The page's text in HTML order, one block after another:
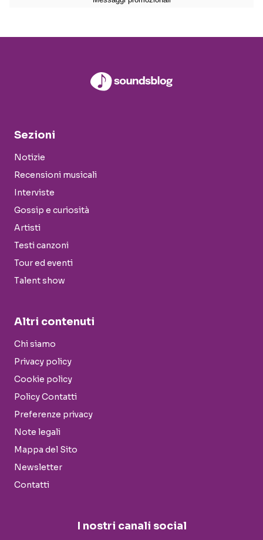
Sezioni
Notizie
Recensioni musicali
Interviste
Gossip e curiosità
Artisti
Testi canzoni
Tour ed eventi
Talent show
Altri contenuti
Chi siamo
Privacy policy
Cookie policy
Policy Contatti
Preferenze privacy
Note legali
Mappa del Sito
Newsletter
Contatti
I nostri canali social